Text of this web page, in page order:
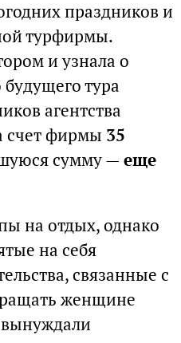
праздников и
турфирмы.
и узнала о
тура
агентства
счет фирмы 35
сумму —еще
на отдых, однако
на себя
связанные с
женщине